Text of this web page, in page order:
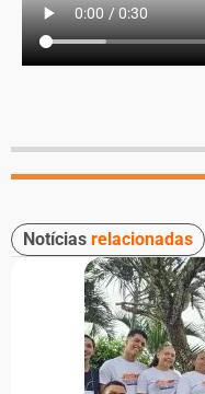
Notícias relacionadas